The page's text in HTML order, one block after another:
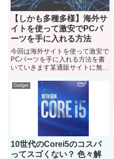
【しかも多種多様】海外サ
イトを使って激安でPCパ
ーツを手に入れる方法
今回は海外サイトを使って激安で
PCパーツを手に入れる方法を書
いていきます某通販サイトに無い
面白いですよ
Gadget
10世代のCorei5のコスパ
ってスゴくない？ 色々解